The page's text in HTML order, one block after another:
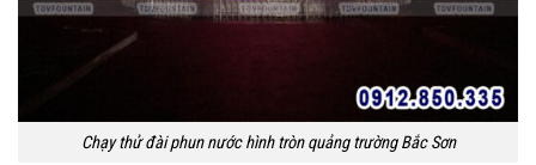
Chạy thử đài phun nước hình tròn quảng trường Bắc Sơn